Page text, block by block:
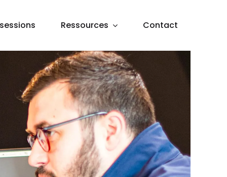
Ressources Contact